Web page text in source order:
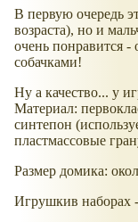
В первую очередь
возраста), но и
очень понравится
собачками!
Ну а качество... у
Материал:
синтепон
пластмассовые
Размер домика:
Игрушкив наборах